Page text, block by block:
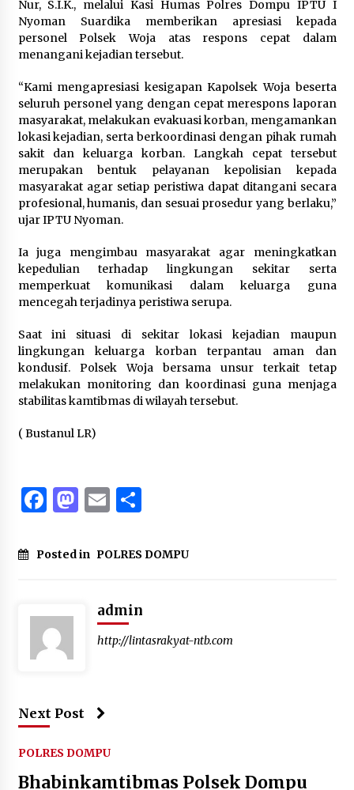
Nur, S.I.K., melalui Kasi Humas Polres Dompu IPTU I
Nyoman Suardika memberikan apresiasi kepada
personel Polsek Woja atas respons cepat dalam
menangani kejadian tersebut.
“Kami mengapresiasi kesigapan Kapolsek Woja beserta
seluruh personel yang dengan cepat merespons laporan
masyarakat, melakukan evakuasi korban, mengamankan
lokasi kejadian, serta berkoordinasi dengan pihak rumah
sakit dan keluarga korban. Langkah cepat tersebut
merupakan bentuk pelayanan kepolisian kepada
masyarakat agar setiap peristiwa dapat ditangani secara
profesional, humanis, dan sesuai prosedur yang berlaku,”
ujar IPTU Nyoman.
Ia juga mengimbau masyarakat agar meningkatkan
kepedulian terhadap lingkungan sekitar serta
memperkuat komunikasi dalam keluarga guna
mencegah terjadinya peristiwa serupa.
Saat ini situasi di sekitar lokasi kejadian maupun
lingkungan keluarga korban terpantau aman dan
kondusif. Polsek Woja bersama unsur terkait tetap
melakukan monitoring dan koordinasi guna menjaga
stabilitas kamtibmas di wilayah tersebut.
( Bustanul LR)
Facebook
Mastodon
EmailShare
Posted in POLRES DOMPU
admin
http://lintasrakyat-ntb.com
Next Post
POLRES DOMPU
Bhabinkamtibmas Polsek Dompu